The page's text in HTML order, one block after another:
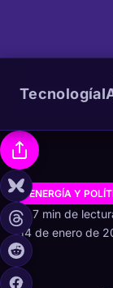
Tecnología
ENERGÍA Y
7 min de
14 de enero de